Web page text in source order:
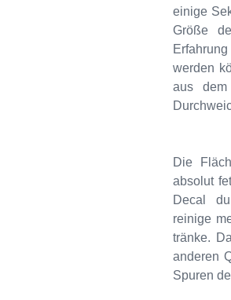
einige
Größe
werden
aus
Die
absolut
Decal
reinige
tränke.
anderen
Spuren